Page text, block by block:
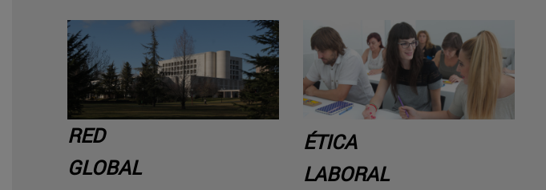
RED
GLOBAL
ÉTICA
LABORAL